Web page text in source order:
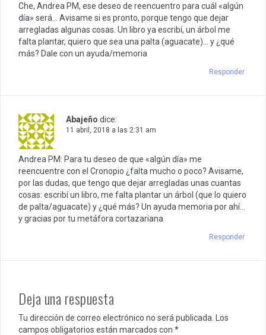
Che, Andrea PM, ese deseo de reencuentro para cuál «algún
día» será… Avisame si es pronto, porque tengo que dejar
arregladas algunas cosas. Un libro ya escribí, un árbol me
falta plantar, quiero que sea una palta (aguacate)… y ¿qué
más? Dale con un ayuda/memoria
Responder
Abajeño dice:
11 abril, 2018 a las 2:31 am
Andrea PM: Para tu deseo de que «algún día» me
reencuentre con el Cronopio ¿falta mucho o poco? Avisame,
por las dudas, que tengo que dejar arregladas unas cuantas
cosas: escribí un libro, me falta plantar un árbol (que lo quiero
de palta/aguacate) y ¿qué más? Un ayuda memoria por ahí…
y gracias por tu metáfora cortazariana
Responder
Deja una respuesta
Tu dirección de correo electrónico no será publicada.
Los
campos obligatorios están marcados con *